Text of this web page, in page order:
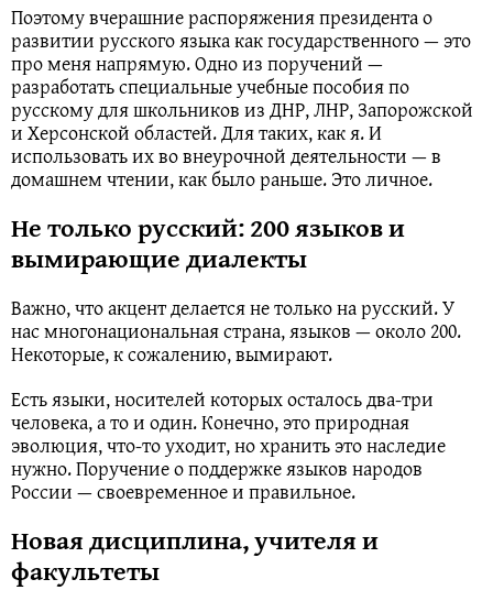
Поэтому вчерашние распоряжения президента о
развитии русского языка как государственного — это
про меня напрямую. Одно из поручений —
разработать специальные учебные пособия по
русскому для школьников из ДНР, ЛНР, Запорожской
и Херсонской областей. Для таких, как я. И
использовать их во внеурочной деятельности — в
домашнем чтении, как было раньше. Это личное.
Не только русский: 200 языков и
вымирающие диалекты
Важно, что акцент делается не только на русский. У
нас многонациональная страна, языков — около 200.
Некоторые, к сожалению, вымирают.
Есть языки, носителей которых осталось два-три
человека, а то и один. Конечно, это природная
эволюция, что-то уходит, но хранить это наследие
нужно. Поручение о поддержке языков народов
России — своевременное и правильное.
Новая дисциплина, учителя и
факультеты